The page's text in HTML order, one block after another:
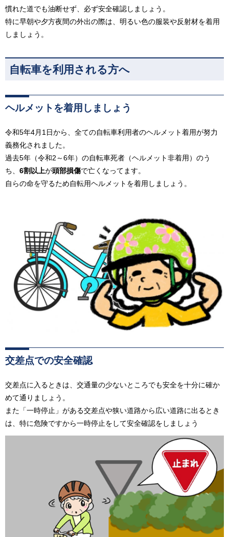
慣れた道でも油断せず、必ず安全確認しましょう。
特に早朝や夕方夜間の外出の際は、明るい色の服装や反射材を着用
しましょう。
自転車を利用される方へ
ヘルメットを着用しましょう
令和5年4月1日から、全ての自転車利用者のヘルメット着用が努力
義務化されました。
過去5年（令和2～6年）の自転車死者（ヘルメット非着用）のう
ち、 6割以上が頭部損傷で亡くなってます。
自らの命を守るため自転用ヘルメットを着用しましょう。
交差点での安全確認
交差点に入るときは、交通量の少ないところでも安全を十分に確か
めて通りましょう。
また「一時停止」がある交差点や狭い道路から広い道路に出るとき
は、特に危険ですから一時停止をして安全確認をしましょう